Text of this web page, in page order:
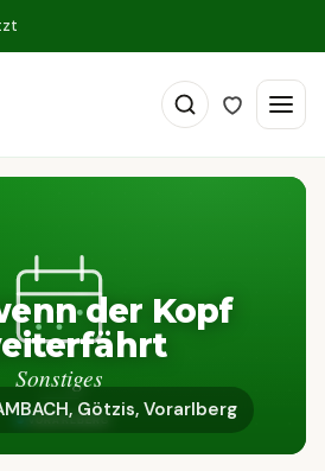
der Kopf
Götzis, Vorarlberg